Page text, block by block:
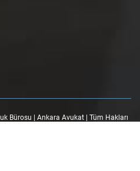
Bürosu | Ankara Avukat | Tüm Hakları